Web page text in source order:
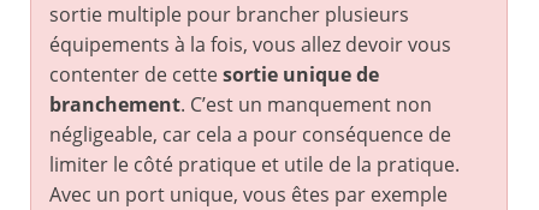
sortie multiple pour brancher plusieurs
équipements à la fois, vous allez devoir vous
contenter de cettesortie unique de
branchement. C’est un manquement non
négligeable, car cela a pour conséquence de
limiter le côté pratique et utile de la pratique.
Avec un port unique, vous êtes par exemple